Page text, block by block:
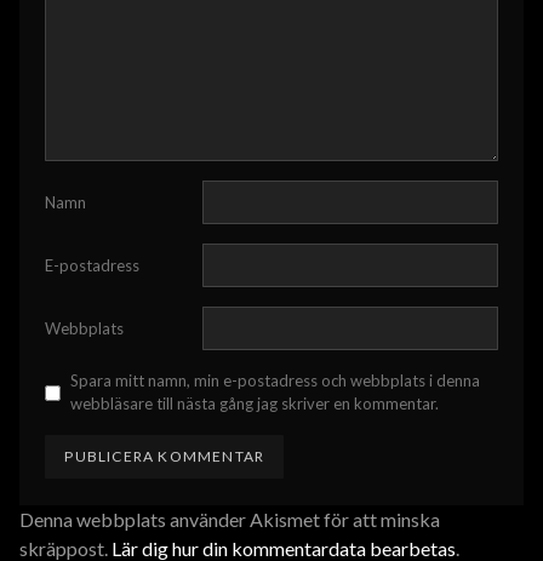
Namn
E-postadress
Webbplats
Spara mitt namn, min e-postadress och webbplats i denna
webbläsare till nästa gång jag skriver en kommentar.
Denna webbplats använder Akismet för att minska
skräppost. Lär dig hur din kommentardata bearbetas